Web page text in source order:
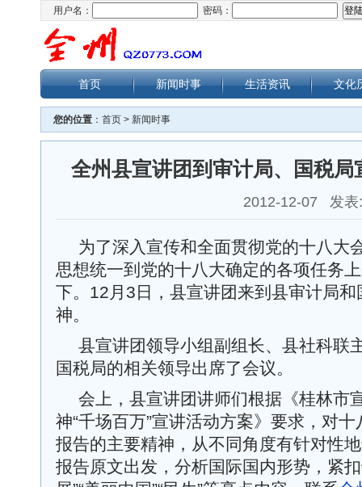
用户名： 密码：
首页 新闻时事 生活资讯 文化
您的位置 ： 首页 > 新闻时事
全州县宣讲团到审计局、国税局
2012-12-07 发表:
为了深入宣传和全面贯彻党的十八大
思想统一到党的十八大确定的各项任务
下。12月3日，县宣讲团来到县审计局
神。
县宣讲团领导小组副组长、县社科联
国税局的相关领导出席了会议。
会上，县宣讲团讲师们根据《桂林市
神“千场百万”宣讲活动方案》要求，对
报告的主要精神，从不同角度有针对性
报告原文出发，分析国际国内形势，紧